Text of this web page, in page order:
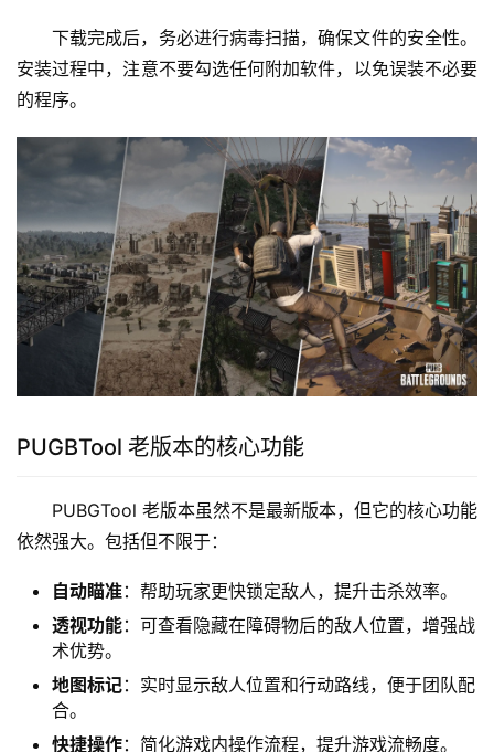
下载完成后，务必进行病毒扫描，确保文件的安全性。
安装过程中，注意不要勾选任何附加软件，以免误装不必要
的程序。
PUGBTool 老版本的核心功能
PUBGTool 老版本虽然不是最新版本，但它的核心功能
依然强大。包括但不限于：
自动瞄准：帮助玩家更快锁定敌人，提升击杀效率。
透视功能：可查看隐藏在障碍物后的敌人位置，增强战
术优势。
地图标记：实时显示敌人位置和行动路线，便于团队配
合。
快捷操作：简化游戏内操作流程，提升游戏流畅度。